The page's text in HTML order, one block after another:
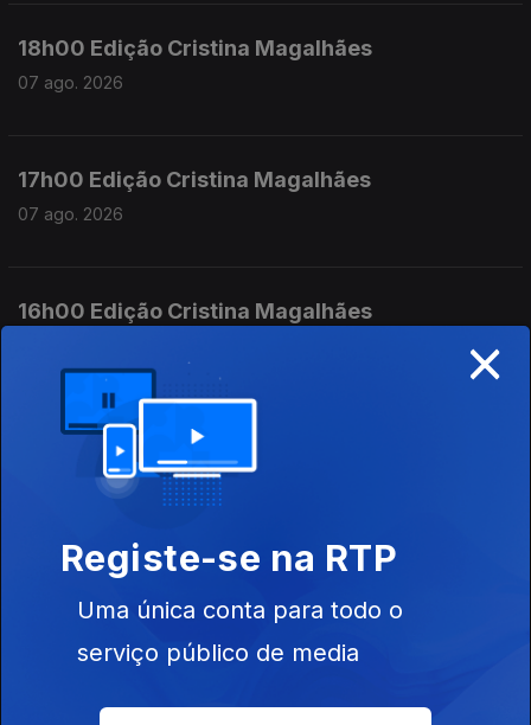
18h00 Edição Cristina Magalhães
07 ago. 2026
17h00 Edição Cristina Magalhães
07 ago. 2026
16h00 Edição Cristina Magalhães
15h00 Edição Susana Lemos
07 ago. 2026
14h00 Edição Susana Lemos
07 ago. 2026
13h00 Edição Susana Lemos
×
Registe-se na RTP
Uma única conta para todo o
serviço público de media